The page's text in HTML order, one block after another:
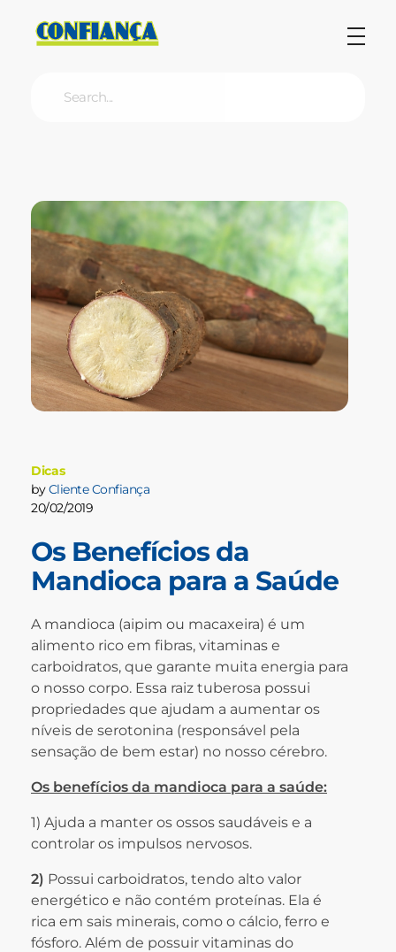
Os Benefícios da
Mandioca para a Saúde
20/02/2019
by Cliente Confiança
Dicas
A mandioca (aipim ou macaxeira) é um
alimento rico em fibras, vitaminas e
carboidratos, que garante muita energia para
o nosso corpo. Essa raiz tuberosa possui
propriedades que ajudam a aumentar os
níveis de serotonina (responsável pela
sensação de bem estar) no nosso cérebro.
Os benefícios da mandioca para a saúde:
1) Ajuda a manter os ossos saudáveis e a
controlar os impulsos nervosos.
2) Possui carboidratos, tendo alto valor
energético e não contém proteínas. Ela é
rica em sais minerais, como o cálcio, ferro e
fósforo. Além de possuir vitaminas do